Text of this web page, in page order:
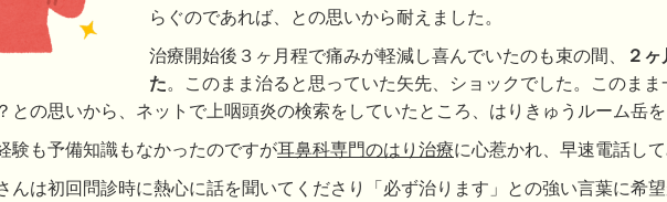
らぐのであれば、との思いから耐えました。
治療開始後３ヶ月程で痛みが軽減し喜んでいたのも束の間、
２
た。このまま治ると思っていた矢先、ショックでした。このま
との思いから、ネットで上咽頭炎の検索をしていたところ、はりきゅうルーム岳
験も予備知識もなかったのですが耳鼻科専門のはり治療に心惹かれ、早速電話し
んは初回問診時に熱心に話を聞いてくださり「必ず治ります」との強い言葉に希